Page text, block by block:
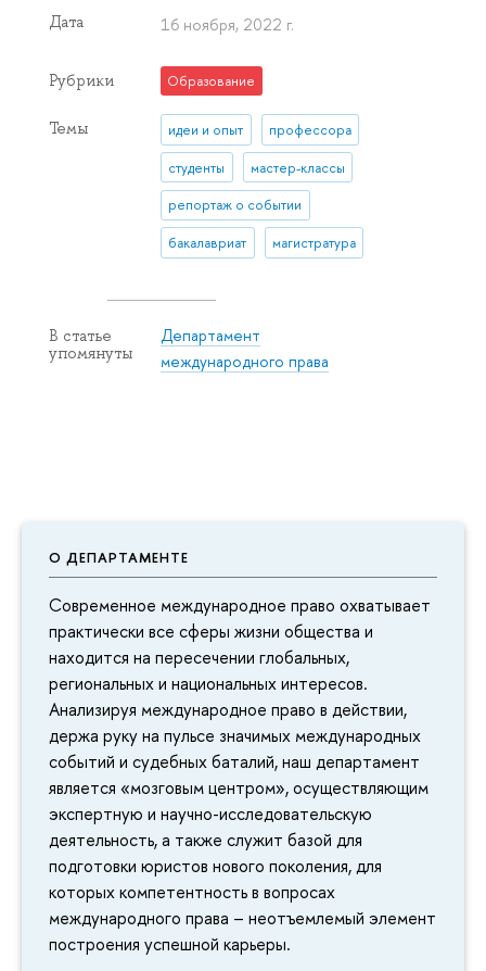
О ДЕПАРТАМЕНТЕ
Современное международное право охватывает
практически все сферы жизни общества и
находится на пересечении глобальных,
региональных и национальных интересов.
Анализируя международное право в действии,
держа руку на пульсе значимых международных
событий и судебных баталий, наш департамент
является «мозговым центром», осуществляющим
экспертную и научно-исследовательскую
деятельность, а также служит базой для
подготовки юристов нового поколения, для
которых компетентность в вопросах
международного права – неотъемлемый элемент
построения успешной карьеры.
Дата 16 ноября, 2022 г.
Рубрики Образование
Темы идеи и опыт профессора
студенты мастер-классы
репортаж о событии
бакалавриат магистратура
В статье
упомянуты
Департамент
международного права